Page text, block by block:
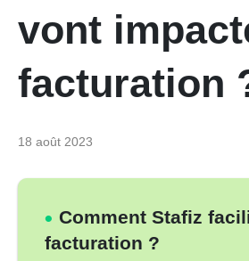
vont
facturation
18 août 2023
Comment Stafiz
facturation ?